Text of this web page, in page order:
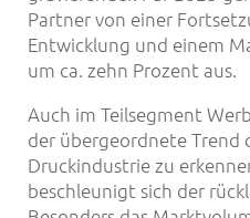
Partner von einer
Entwicklung und einem
um ca. zehn Prozent aus.
Auch im Teilsegment
der übergeordnete Trend
Druckindustrie zu
beschleunigt sich der